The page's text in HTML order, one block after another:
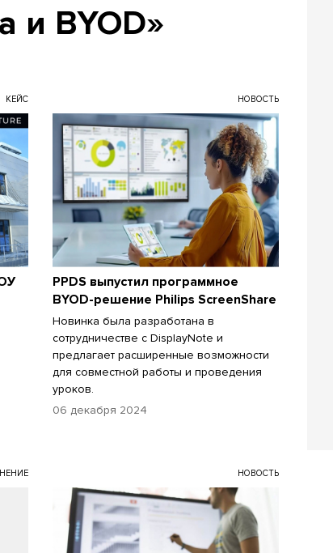
и BYOD»
КЕЙС НОВОСТЬ
PPDS выпустил программное
BYOD-решение Philips ScreenShare
Новинка была разработана в
сотрудничестве с DisplayNote и
предлагает расширенные возможности
для совместной работы и проведения
уроков.
06 декабря 2024
НОВОСТЬ